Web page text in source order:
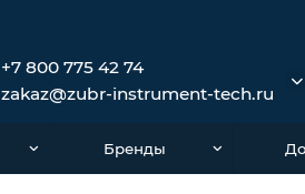
+7 800 775 42 74
zakaz@zubr-instrument-tech.ru
Бренды